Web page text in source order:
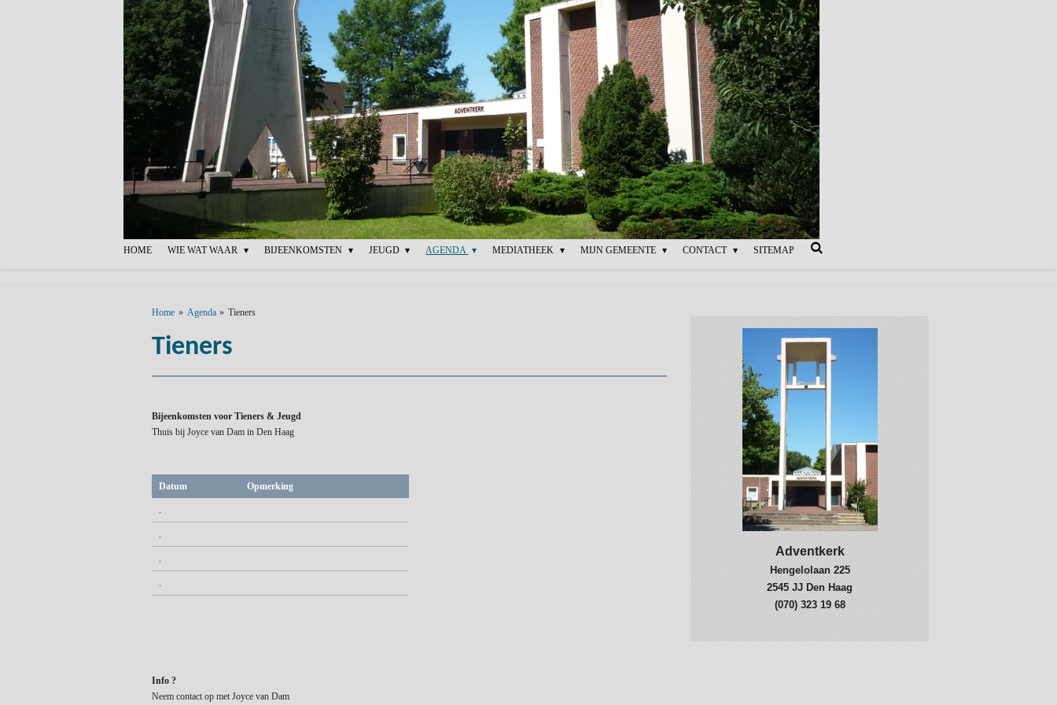
HOME WIE WAT WAAR BIJEENKOMSTEN JEUGD AGENDA MEDIATHEEK MIJN GEMEENTE CONTACT SITEMAP
Home » Agenda » Tieners
Tieners
Bijeenkomsten voor Tieners & Jeugd
Thuis bij Joyce van Dam in Den Haag
Datum Opmerking
.
.
.
.
Info ?
Neem contact op met Joyce van Dam
Adventkerk
Hengelolaan 225
2545 JJ Den Haag
(070) 323 19 68